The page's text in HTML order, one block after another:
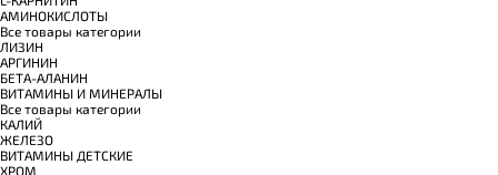
АМИНОКИСЛОТЫ
Все товары категории
ЛИЗИН
АРГИНИН
БЕТА-АЛАНИН
ВИТАМИНЫ И МИНЕРАЛЫ
Все товары категории
КАЛИЙ
ЖЕЛЕЗО
ВИТАМИНЫ ДЕТСКИЕ
ХРОМ